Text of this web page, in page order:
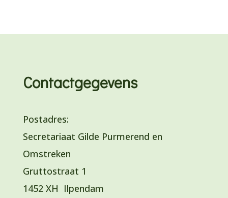
Contactgegevens
Postadres:
Secretariaat Gilde Purmerend en
Omstreken
Gruttostraat 1
1452 XH Ilpendam